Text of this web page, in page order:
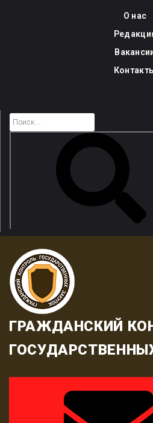
О нас
ГРАЖДАНСКИЙ